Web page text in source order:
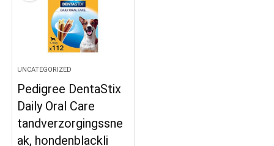
UNCATEGORIZED
Pedigree DentaStix
Daily Oral Care
tandverzorgingssne
ak, hondenblackli